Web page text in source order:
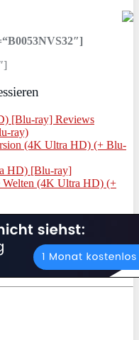
[Blu-ray] Reviews
ray)
(4K Ultra HD) (+ Blu-
HD) [Blu-ray]
Welten (4K Ultra HD) (+